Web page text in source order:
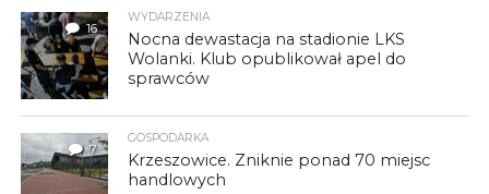
16
WYDARZENIA
Nocna dewastacja na stadionie LKS
Wolanki. Klub opublikował apel do
sprawców
7
GOSPODARKA
Krzeszowice. Zniknie ponad 70 miejsc
handlowych